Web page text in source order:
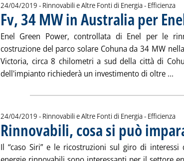
24/04/2019 - Rinnovabili e Altre Fonti di Energia - Efficienza
Fv, 34 MW in Australia per
Enel Green Power, controllata di Enel per le
costruzione del parco solare Cohuna da 34 MW
Victoria, circa 8 chilometri a sud della città di
dell'impianto richiederà un investimento di oltre ...
24/04/2019 - Rinnovabili e Altre Fonti di Energia - Efficienza
Rinnovabili, cosa si può
Il “caso Siri” e le ricostruzioni sul giro di